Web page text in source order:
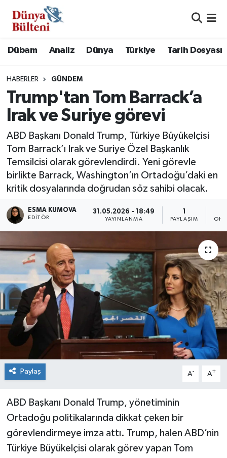
Dübam Analiz Dünya Türkiye Tarih Dosyası
HABERLER GÜNDEM
Trump'tan Tom Barrack’a
Irak ve Suriye görevi
ABD Başkanı Donald Trump, Türkiye Büyükelçisi
Tom Barrack’ı Irak ve Suriye Özel Başkanlık
Temsilcisi olarak görevlendirdi. Yeni görevle
birlikte Barrack, Washington’ın Ortadoğu’daki en
kritik dosyalarında doğrudan söz sahibi olacak.
ESMA KUMOVA
EDITÖR
31.05.2026 - 18:49
YAYINLANMA
1
PAYLAŞIM
Paylaş A- A+
ABD Başkanı Donald Trump, yönetiminin
Ortadoğu politikalarında dikkat çeken bir
görevlendirmeye imza attı. Trump, halen ABD’nin
Türkiye Büyükelçisi olarak görev yapan Tom
Hava Durumu
Namaz Vakitleri
Trafik Durumu
Süper Lig Puan Durumu ve Fikstür
Tüm Manşetler
Son Dakika Haberleri
Haber Arşivi